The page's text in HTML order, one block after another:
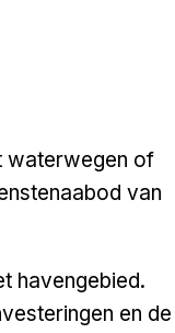
waterwegen of
van
havengebied.
en de